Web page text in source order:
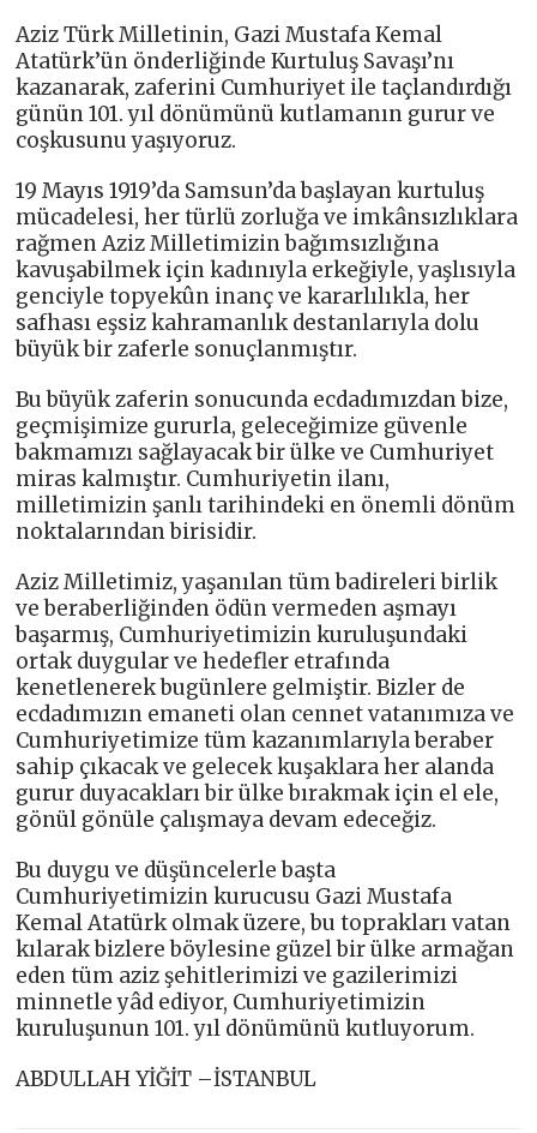
Aziz Türk Milletinin, Gazi Mustafa Kemal
Atatürk’ün önderliğinde Kurtuluş Savaşı’nı
kazanarak, zaferini Cumhuriyet ile taçlandırdığı
günün 101. yıl dönümünü kutlamanın gurur ve
coşkusunu yaşıyoruz.
19 Mayıs 1919’da Samsun’da başlayan kurtuluş
mücadelesi, her türlü zorluğa ve imkânsızlıklara
rağmen Aziz Milletimizin bağımsızlığına
kavuşabilmek için kadınıyla erkeğiyle, yaşlısıyla
genciyle topyekûn inanç ve kararlılıkla, her
safhası eşsiz kahramanlık destanlarıyla dolu
büyük bir zaferle sonuçlanmıştır.
Bu büyük zaferin sonucunda ecdadımızdan bize,
geçmişimize gururla, geleceğimize güvenle
bakmamızı sağlayacak bir ülke ve Cumhuriyet
miras kalmıştır. Cumhuriyetin ilanı,
milletimizin şanlı tarihindeki en önemli dönüm
noktalarından birisidir.
Aziz Milletimiz, yaşanılan tüm badireleri birlik
ve beraberliğinden ödün vermeden aşmayı
başarmış, Cumhuriyetimizin kuruluşundaki
ortak duygular ve hedefler etrafında
kenetlenerek bugünlere gelmiştir. Bizler de
ecdadımızın emaneti olan cennet vatanımıza ve
Cumhuriyetimize tüm kazanımlarıyla beraber
sahip çıkacak ve gelecek kuşaklara her alanda
gurur duyacakları bir ülke bırakmak için el ele,
gönül gönüle çalışmaya devam edeceğiz.
Bu duygu ve düşüncelerle başta
Cumhuriyetimizin kurucusu Gazi Mustafa
Kemal Atatürk olmak üzere, bu toprakları vatan
kılarak bizlere böylesine güzel bir ülke armağan
eden tüm aziz şehitlerimizi ve gazilerimizi
minnetle yâd ediyor, Cumhuriyetimizin
kuruluşunun 101. yıl dönümünü kutluyorum.
ABDULLAH YİĞİT –İSTANBUL